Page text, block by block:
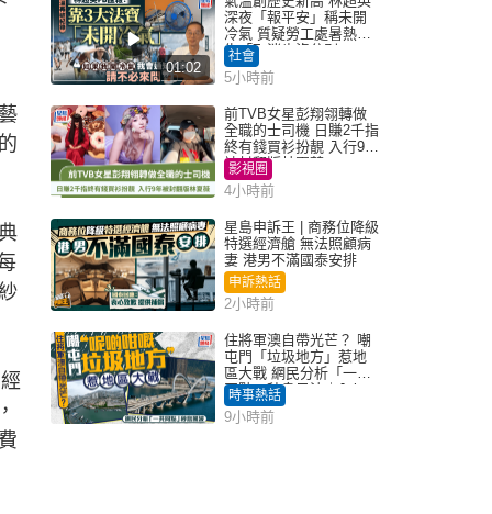
01:02
深夜「報平安」稱未開
冷氣 質疑勞工處暑熱警
告「取消也沒分別」
社會
5小時前
前TVB女星彭翔翎轉做
全職的士司機 日賺2千指
終有錢買衫扮靚 入行9年
被封翻版林夏薇
影視圈
4小時前
星島申訴王 | 商務位降級
特選經濟艙 無法照顧病
妻 港男不滿國泰安排
申訴熱話
2小時前
住將軍澳自帶光芒？ 嘲
屯門「垃圾地方」惹地
區大戰 網民分析「一共
同點」秒息風波｜Juicy
叮
時事熱話
9小時前